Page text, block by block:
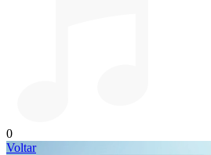
0
Voltar